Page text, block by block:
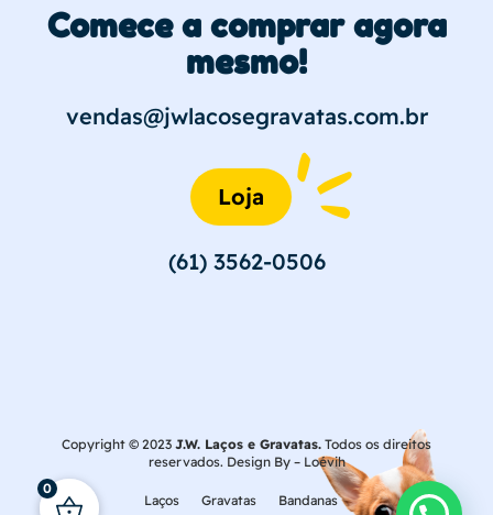
Comece a comprar agora
mesmo!
vendas@jwlacosegravatas.com.br
Loja
(61) 3562-0506
Copyright © 2023 J.W. Laços e Gravatas. Todos os direitos
reservados. Design By – Loévih
Laços Gravatas
Bandanas
0